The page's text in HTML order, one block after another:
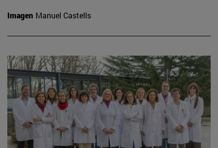
Imagen Manuel Castells